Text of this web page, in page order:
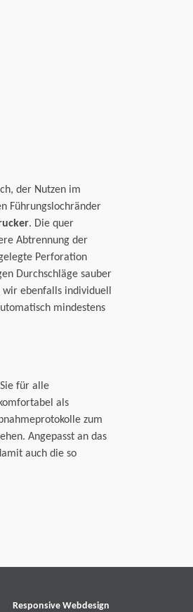
der Nutzen im
Führungslochränder
. Die quer
Abtrennung der
Perforation
Durchschläge sauber
wir ebenfalls individuell
mindestens
für alle
als
zum
Angepasst an das
auch die so
Responsive Webdesign